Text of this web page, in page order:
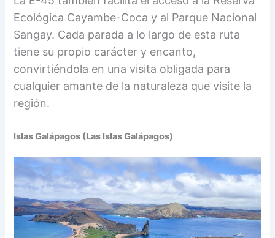
Ecológica Cayambe-Coca y al Parque Nacional
Sangay. Cada parada a lo largo de esta ruta
tiene su propio carácter y encanto,
convirtiéndola en una visita obligada para
cualquier amante de la naturaleza que visite la
región.
Islas Galápagos (Las Islas Galápagos)